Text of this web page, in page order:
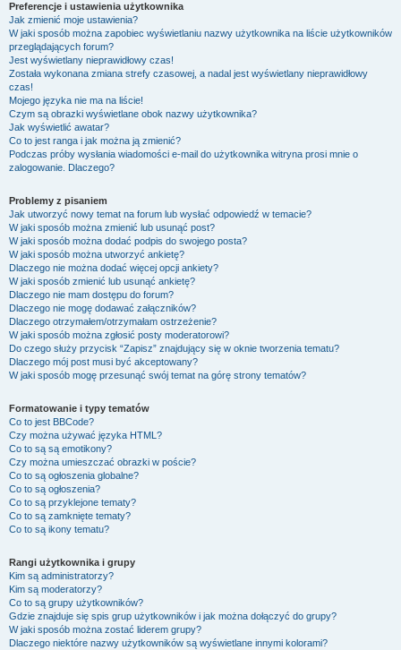
Preferencje i ustawienia użytkownika
Jak zmienić moje ustawienia?
W jaki sposób można zapobiec wyświetlaniu nazwy użytkownika na liście użytkowników
przeglądających forum?
Jest wyświetlany nieprawidłowy czas!
Została wykonana zmiana strefy czasowej, a nadal jest wyświetlany nieprawidłowy
czas!
Mojego języka nie ma na liście!
Czym są obrazki wyświetlane obok nazwy użytkownika?
Jak wyświetlić awatar?
Co to jest ranga i jak można ją zmienić?
Podczas próby wysłania wiadomości e-mail do użytkownika witryna prosi mnie o
zalogowanie. Dlaczego?
Problemy z pisaniem
Jak utworzyć nowy temat na forum lub wysłać odpowiedź w temacie?
W jaki sposób można zmienić lub usunąć post?
W jaki sposób można dodać podpis do swojego posta?
W jaki sposób można utworzyć ankietę?
Dlaczego nie można dodać więcej opcji ankiety?
W jaki sposób zmienić lub usunąć ankietę?
Dlaczego nie mam dostępu do forum?
Dlaczego nie mogę dodawać załączników?
Dlaczego otrzymałem/otrzymałam ostrzeżenie?
W jaki sposób można zgłosić posty moderatorowi?
Do czego służy przycisk “Zapisz” znajdujący się w oknie tworzenia tematu?
Dlaczego mój post musi być akceptowany?
W jaki sposób mogę przesunąć swój temat na górę strony tematów?
Formatowanie i typy tematów
Co to jest BBCode?
Czy można używać języka HTML?
Co to są są emotikony?
Czy można umieszczać obrazki w poście?
Co to są ogłoszenia globalne?
Co to są ogłoszenia?
Co to są przyklejone tematy?
Co to są zamknięte tematy?
Co to są ikony tematu?
Rangi użytkownika i grupy
Kim są administratorzy?
Kim są moderatorzy?
Co to są grupy użytkowników?
Gdzie znajduje się spis grup użytkowników i jak można dołączyć do grupy?
W jaki sposób można zostać liderem grupy?
Dlaczego niektóre nazwy użytkowników są wyświetlane innymi kolorami?